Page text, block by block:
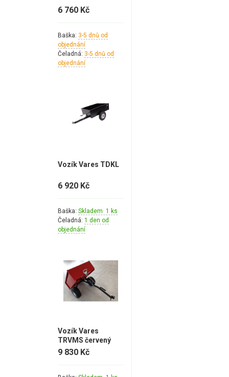
6 760 Kč
Baška: 3-5 dnů od
objednání
Čeladná: 3-5 dnů od
objednání
Vozík Vares TDKL
6 920 Kč
Baška: Skladem 1 ks
Čeladná: 1 den od
objednání
Vozík Vares
TRVMS červený
9 830 Kč